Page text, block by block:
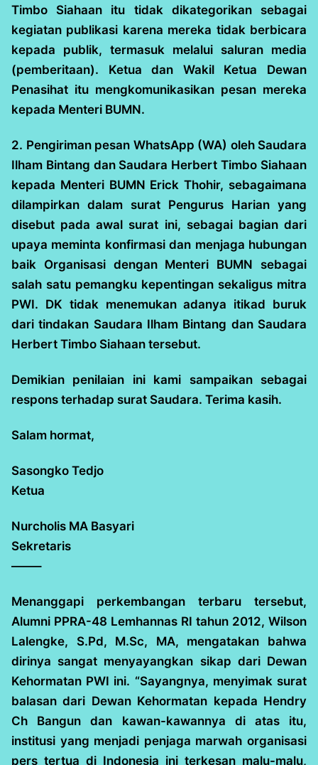
Timbo Siahaan itu tidak dikategorikan sebagai
kegiatan publikasi karena mereka tidak berbicara
kepada publik, termasuk melalui saluran media
(pemberitaan). Ketua dan Wakil Ketua Dewan
Penasihat itu mengkomunikasikan pesan mereka
kepada Menteri BUMN.
2. Pengiriman pesan WhatsApp (WA) oleh Saudara
Ilham Bintang dan Saudara Herbert Timbo Siahaan
kepada Menteri BUMN Erick Thohir, sebagaimana
dilampirkan dalam surat Pengurus Harian yang
disebut pada awal surat ini, sebagai bagian dari
upaya meminta konfirmasi dan menjaga hubungan
baik Organisasi dengan Menteri BUMN sebagai
salah satu pemangku kepentingan sekaligus mitra
PWI. DK tidak menemukan adanya itikad buruk
dari tindakan Saudara Ilham Bintang dan Saudara
Herbert Timbo Siahaan tersebut.
Demikian penilaian ini kami sampaikan sebagai
respons terhadap surat Saudara. Terima kasih.
Salam hormat,
Sasongko Tedjo
Ketua
Nurcholis MA Basyari
Sekretaris
——–
Menanggapi perkembangan terbaru tersebut,
Alumni PPRA-48 Lemhannas RI tahun 2012, Wilson
Lalengke, S.Pd, M.Sc, MA, mengatakan bahwa
dirinya sangat menyayangkan sikap dari Dewan
Kehormatan PWI ini. “Sayangnya, menyimak surat
balasan dari Dewan Kehormatan kepada Hendry
Ch Bangun dan kawan-kawannya di atas itu,
institusi yang menjadi penjaga marwah organisasi
pers tertua di Indonesia ini terkesan malu-malu,